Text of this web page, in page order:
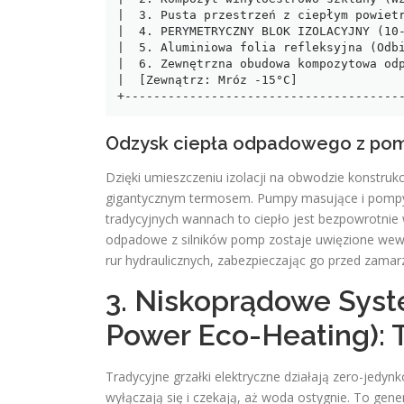
|  3. Pusta przestrzeń z ciepłym
|  4. PERYMETRYCZNY BLOK
|  5. Aluminiowa folia refleksyjna
|  6. Zewnętrzna obudowa
|  [Zewnątrz: Mróz -15°C]
Odzysk ciepła odpadowego z
Dzięki umieszczeniu izolacji na obwodzie
gigantycznym termosem. Pumpy masujące i
tradycyjnych wannach to ciepło jest
odpadowe z silników pomp zostaje uwięzione
rur hydraulicznych, zabezpieczając go przed
3. Niskoprądowe
Power Eco-Heating):
Tradycyjne grzałki elektryczne działają zero-
wyłączają się i czekają, aż woda ostygnie. To